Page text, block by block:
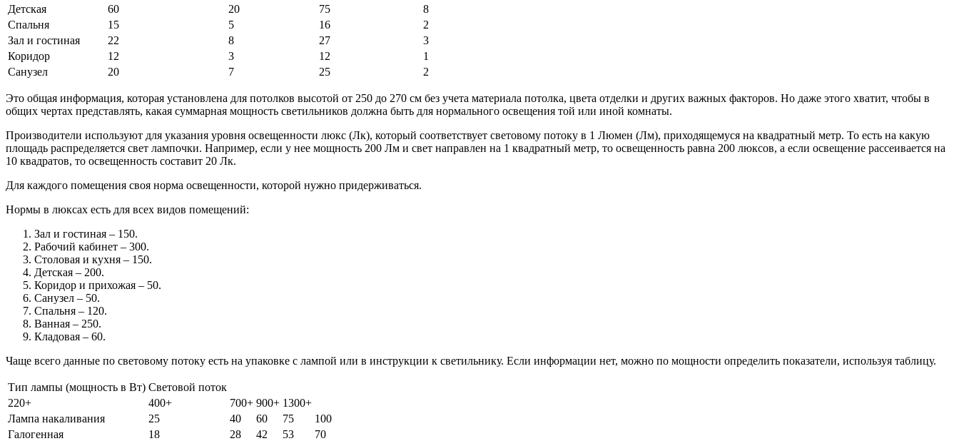
Детская
60 20 75
8
Спальня
15 5 16
2
Зал и гостиная
22 8 27
3
Коридор
12 3 12
1
Санузел
20 7 25 2
Это общая информация, которая установлена для потолков высотой от 250 до 270 см без учета материала потолка, цвета отделки и других важных факторов. Но даже этого хватит, чтобы в
общих чертах представлять, какая суммарная мощность светильников должна быть для нормального освещения той или иной комнаты.
Производители используют для указания уровня освещенности люкс (Лк), который соответствует световому потоку в 1 Люмен (Лм), приходящемуся на квадратный метр. То есть на какую
площадь распределяется свет лампочки. Например, если у нее мощность 200 Лм и свет направлен на 1 квадратный метр, то освещенность равна 200 люксов, а если освещение рассеивается на
10 квадратов, то освещенность составит 20 Лк.
Для каждого помещения своя норма освещенности, которой нужно придерживаться.
Нормы в люксах есть для всех видов помещений:
Зал и гостиная – 150.
Рабочий кабинет – 300.
Столовая и кухня – 150.
Детская – 200.
Коридор и прихожая – 50.
Санузел – 50.
Спальня – 120.
Ванная – 250.
Кладовая – 60.
Чаще всего данные по световому потоку есть на упаковке с лампой или в инструкции к светильнику. Если информации нет, можно по мощности определить показатели, используя таблицу.
Тип лампы (мощность в Вт) Световой поток
220+
400+ 700+ 900+ 1300+
Лампа накаливания
25 40 60 75
100
Галогенная
18 28 42 53
70